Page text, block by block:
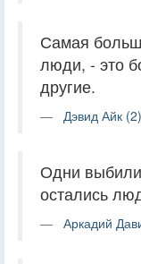
Самая
люди, - это
другие.
Дэвид Айк (2)
Одни
остались
Аркадий